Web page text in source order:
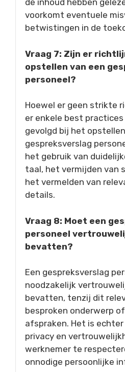
de inhoud hebben
voorkomt eventuele
betwistingen in de
Vraag 7: Zijn er
opstellen van een
personeel?
Hoewel er geen strikte
er enkele best
gevolgd bij het
gespreksverslag
het gebruik van
taal, het vermijden van
het vermelden van
details.
Vraag 8: Moet een
personeel
bevatten?
Een gespreksverslag
noodzakelijk
bevatten, tenzij dit
besproken onderwerp
afspraken. Het is
privacy en
werknemer te
onnodige persoonlijke